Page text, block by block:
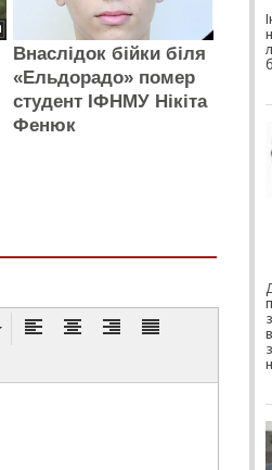
Внаслідок бійки біля
«Ельдорадо» помер
студент ІФНМУ Нікіта
Фенюк